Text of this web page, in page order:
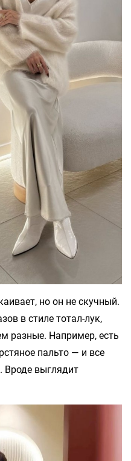
но он не скучный.
в стиле тотал-лук,
разные. Например, есть
пальто — и все
Вроде выглядит